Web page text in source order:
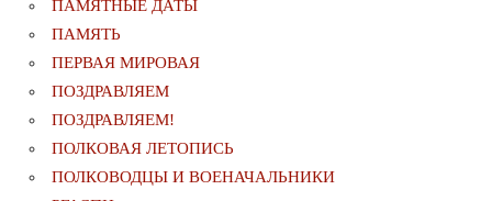
ПАМЯТНЫЕ ДАТЫ
ПАМЯТЬ
ПЕРВАЯ МИРОВАЯ
ПОЗДРАВЛЯЕМ
ПОЗДРАВЛЯЕМ!
ПОЛКОВАЯ ЛЕТОПИСЬ
ПОЛКОВОДЦЫ И ВОЕНАЧАЛЬНИКИ